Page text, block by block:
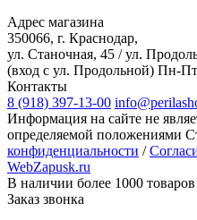
Адрес магазина
350066, г. Краснодар,
ул. Станочная, 45 / ул.
(вход с ул. Продольной) Пн-Пт
Контакты
8 (918) 397-13-00
Информация на сайте не
определяемой положениями
конфиденциальности /
WebZapusk.ru
В наличии более 1000 товаров
Заказ звонка